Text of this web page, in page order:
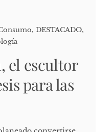
, DESTACADO,
el escultor
para las